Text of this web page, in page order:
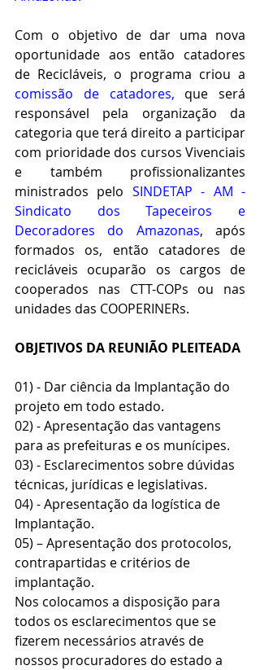
Com o objetivo de dar uma nova
oportunidade aos então catadores
comissão de catadores,
que será
responsável pela organização da
categoria que terá direito a participar
com prioridade dos cursos Vivenciais
e também profissionalizantes
ministrados pelo SINDETAP - AM -
Sindicato dos Tapeceiros e
Decoradores do Amazonas, após
formados os, então catadores de
recicláveis ocuparão os cargos de
cooperados nas CTT-COPs ou nas
unidades das COOPERINERs.
OBJETIVOS DA REUNIÃO PLEITEADA
01) - Dar ciência da Implantação do
projeto em todo estado.
02) - Apresentação das vantagens
para as prefeituras e os munícipes.
03) - Esclarecimentos sobre dúvidas
técnicas, jurídicas e legislativas.
04) - Apresentação da logística de
Implantação.
05) – Apresentação dos protocolos,
contrapartidas e critérios de
implantação.
Nos colocamos a disposição para
todos os esclarecimentos que se
fizerem necessários através de
nossos procuradores do estado a